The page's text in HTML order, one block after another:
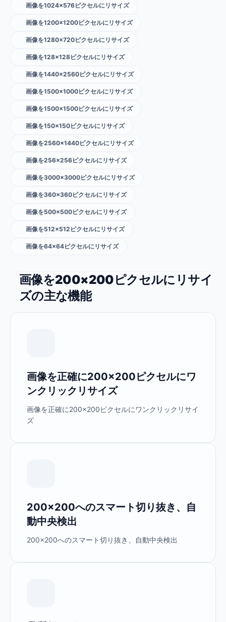
画像を1024×576ピクセルにリサイズ
画像を1200×1200ピクセルにリサイズ
画像を1280×720ピクセルにリサイズ
画像を128×128ピクセルにリサイズ
画像を1440×2560ピクセルにリサイズ
画像を1500×1000ピクセルにリサイズ
画像を1500×1500ピクセルにリサイズ
画像を150×150ピクセルにリサイズ
画像を2560×1440ピクセルにリサイズ
画像を256×256ピクセルにリサイズ
画像を3000×3000ピクセルにリサイズ
画像を360×360ピクセルにリサイズ
画像を500×500ピクセルにリサイズ
画像を512×512ピクセルにリサイズ
画像を64×64ピクセルにリサイズ
画像を200×200ピクセルにリサイ
ズの主な機能
画像を正確に200×200ピクセルにワ
ンクリックリサイズ
画像を正確に200×200ピクセルにワンクリックリサイ
ズ
200×200へのスマート切り抜き、自
動中央検出
200×200へのスマート切り抜き、自動中央検出